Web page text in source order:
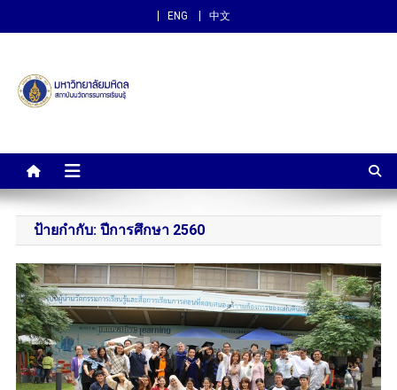
ENG 中文
สถาบันนวัตกรรมการเรียนรู้
ป้ายกำกับ: ปีการศึกษา 2560